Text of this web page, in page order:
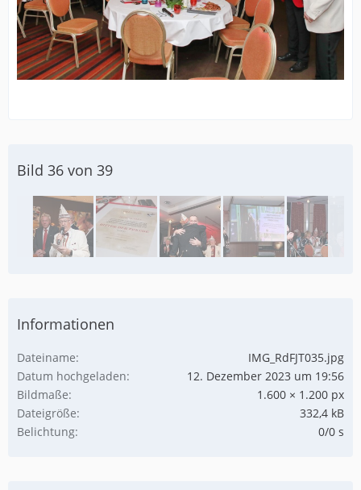
Bild 36 von 39
Informationen
Dateiname
IMG_RdFJT035.jpg
Datum hochgeladen
12. Dezember 2023 um 19:56
Bildmaße
1.600 × 1.200 px
Dateigröße
332,4 kB
Belichtung
0/0 s